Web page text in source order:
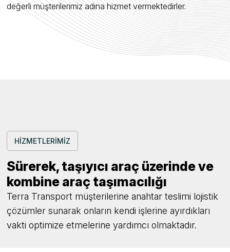
değerli müşterilerimiz adına hizmet vermektedirler.
HİZMETLERİMİZ
Sürerek, taşıyıcı araç üzerinde ve
kombine araç taşımacılığı
Terra Transport müşterilerine anahtar teslimi lojistik
çözümler sunarak onların kendi işlerine ayırdıkları
vakti optimize etmelerine yardımcı olmaktadır.